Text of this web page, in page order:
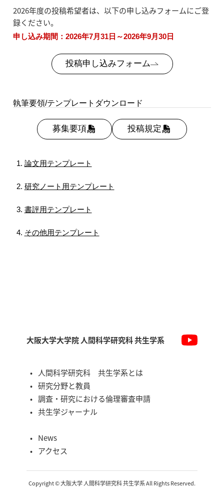
2026年度の投稿希望者は、以下の申し込みフォームにご登
録ください。
申し込み期間：2026年7月31日～2026年9月30日
投稿申し込みフォーム
執筆要領/テンプレートダウンロード
募集要項 投稿規定
論文用テンプレート
研究ノート用テンプレート
書評用テンプレート
その他用テンプレート
大阪大学大学院 人間科学研究科 共生学系
人間科学研究科 共生学系とは
研究分野と教員
調査・研究における倫理審査申請
共生学ジャーナル
News
アクセス
Copyright © 大阪大学 人間科学研究科 共生学系 All Rights Reserved.